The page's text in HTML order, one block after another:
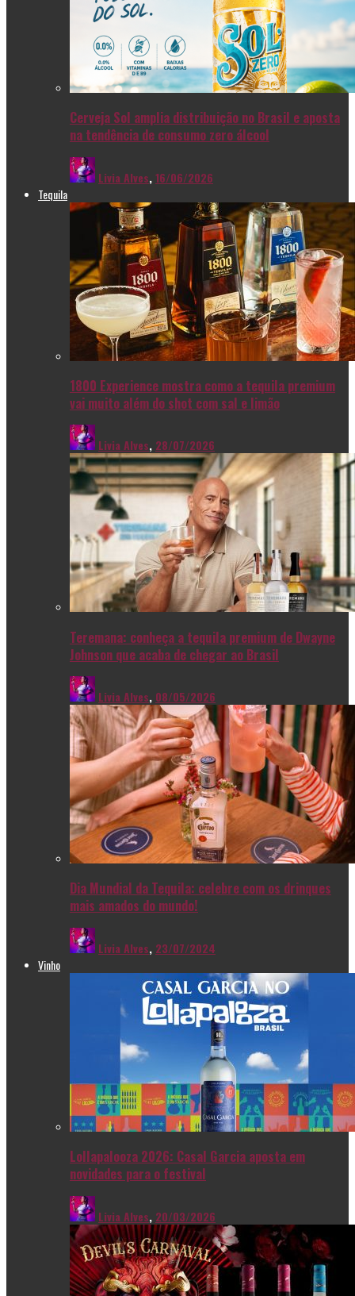
Cerveja Sol amplia distribuição no Brasil e aposta
na tendência de consumo zero álcool
Livia Alves,16/06/2026
Tequila
1800 Experience mostra como a tequila premium
vai muito além do shot com sal e limão
Livia Alves, 28/07/2026
Teremana: conheça a tequila premium de Dwayne
Johnson que acaba de chegar ao Brasil
Livia Alves, 08/05/2026
Dia Mundial da Tequila: celebre com os drinques
mais amados do mundo!
Livia Alves, 23/07/2024
Vinho
Lollapalooza 2026: Casal Garcia aposta em
novidades para o festival
Livia Alves, 20/03/2026